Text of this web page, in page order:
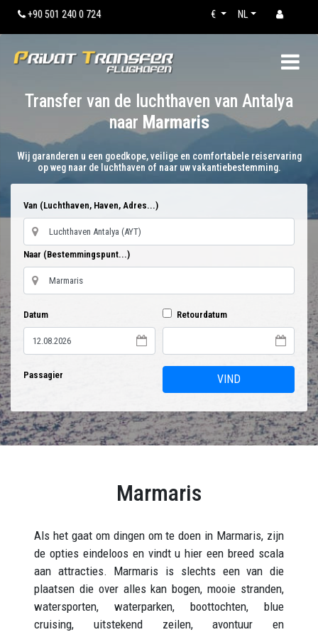
+90 501 240 0 724 NL
€
Transfer van de luchthaven van Antalya
naar Marmaris
Wij garanderen u een goedkope, veilige en comfortabele reiservaring
op weg naar de luchthaven of naar uw vakantiebestemming.
Van (Luchthaven, Haven, Adres...)
Naar (Bestemmingspunt...)
Datum Retourdatum
Passagier VIND
Marmaris
Als het gaat om dingen om te doen in Marmaris, zijn
de opties eindeloos en vindt u hier een breed scala
aan attracties. Marmaris is slechts een van die
plaatsen die over alles kan bogen, mooie stranden,
watersporten, waterparken, boottochten, blue
cruising, uitstekend zeilen, avontuur en